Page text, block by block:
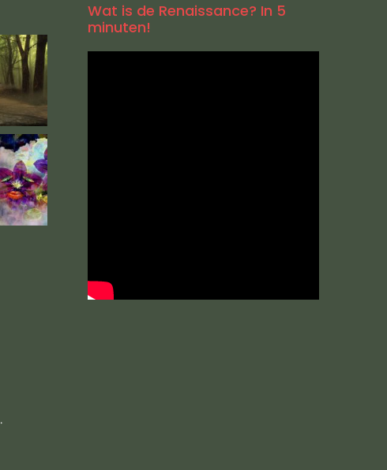
Wat is de Renaissance? In 5
minuten!